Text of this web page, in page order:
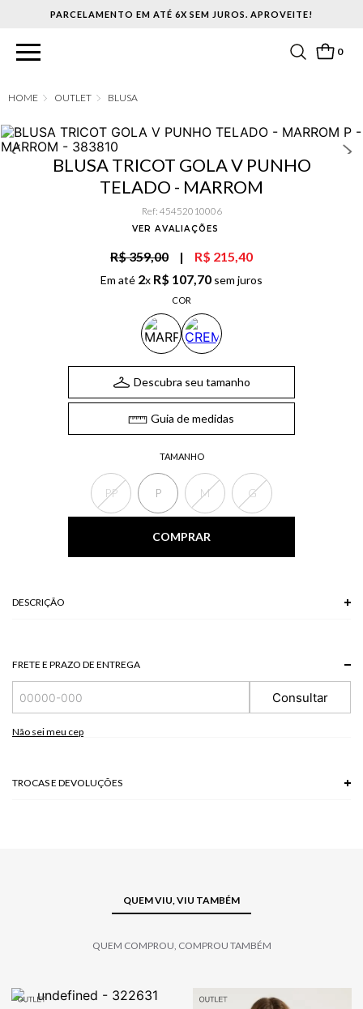
PARCELAMENTO EM ATÉ 6X SEM JUROS. APROVEITE!
0
OUTLET BLUSA
BLUSA TRICOT GOLA V PUNHO
TELADO - MARROM
Ref: 45452010006
VER AVALIAÇÕES
R$ 359,00 | R$ 215,40
Em até 2x R$ 107,70 sem juros
COR
TAMANHO
PP P M G
Descubra seu tamanho
Guia de medidas
COMPRAR
DESCRIÇÃO
Modelo veste P.
FRETE E PRAZO DE ENTREGA
Consultar
Não sei meu cep
TROCAS E DEVOLUÇÕES
QUEM VIU, VIU TAMBÉM
QUEM COMPROU, COMPROU TAMBÉM